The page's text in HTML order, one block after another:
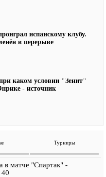
испанскому клубу.
в перерыве
каком условии "Зенит"
- источник
Турниры
в матче "Спартак" -